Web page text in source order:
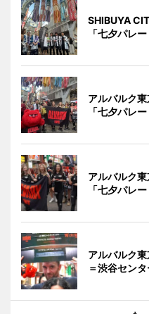
SHIBUYA
「七夕パレー
アルバルク
「七夕パレー
アルバルク
「七夕パレー
アルバルク
＝渋谷セン